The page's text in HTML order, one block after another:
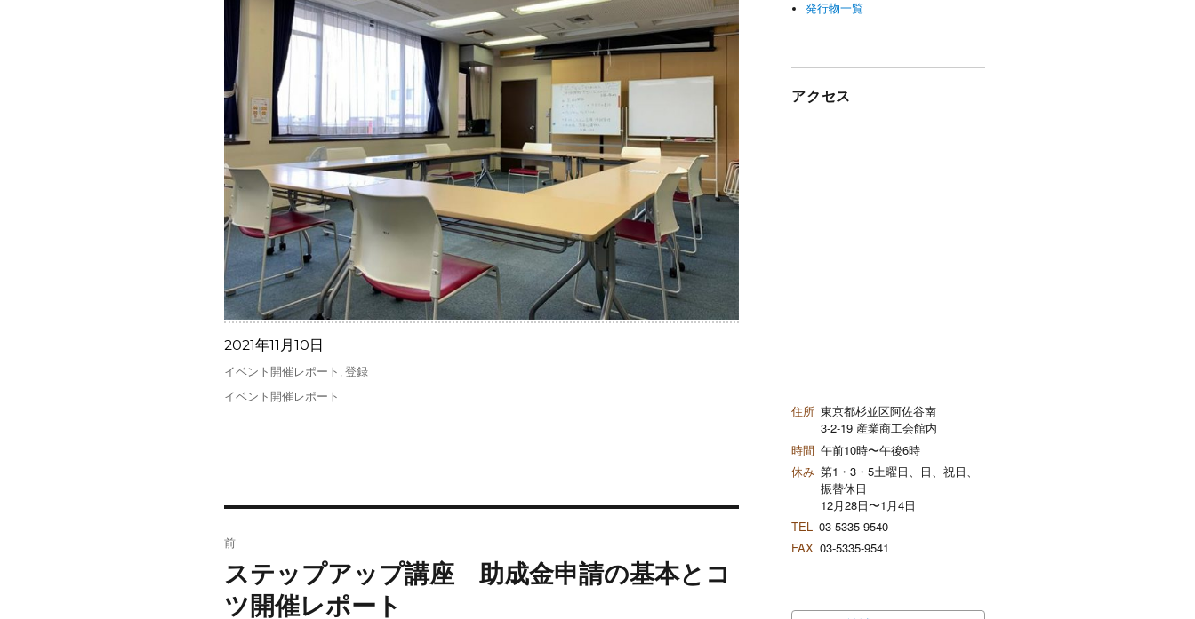
投
日:
2021年11月10日
カ
テ
ゴ
イベント開催レポート 登録
タ
イベント開催レポート
稿
ナ
前
前
の
ステップアップ講座 助成金申請の基本とコ
ツ開催レポート
発行物一覧
アクセス
住所 東京都杉並区阿佐谷南
3-2-19 産業商工会館内
時間 午前10時〜午後6時
休み 第1・3・5土曜日、日、祝日、
振替休日
12月28日〜1月4日
TEL 03-5335-9540
FAX 03-5335-9541